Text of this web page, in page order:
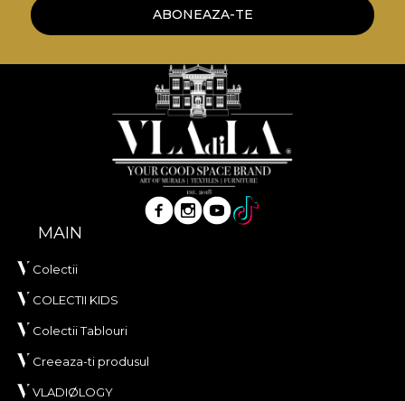
mod, te poti bucura de un proces de redecorare
rapid, sigur si eficient, care se ridica la cele mai inalte
ABONEAZA-TE
MAIN
Colectii
COLECTII KIDS
Colectii Tablouri
Creeaza-ti produsul
VLADIØLOGY